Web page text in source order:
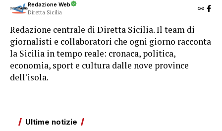
Redazione Web
Diretta Sicilia
Redazione centrale di Diretta Sicilia. Il team di
giornalisti e collaboratori che ogni giorno racconta
la Sicilia in tempo reale: cronaca, politica,
economia, sport e cultura dalle nove province
dell'isola.
Ultime notizie